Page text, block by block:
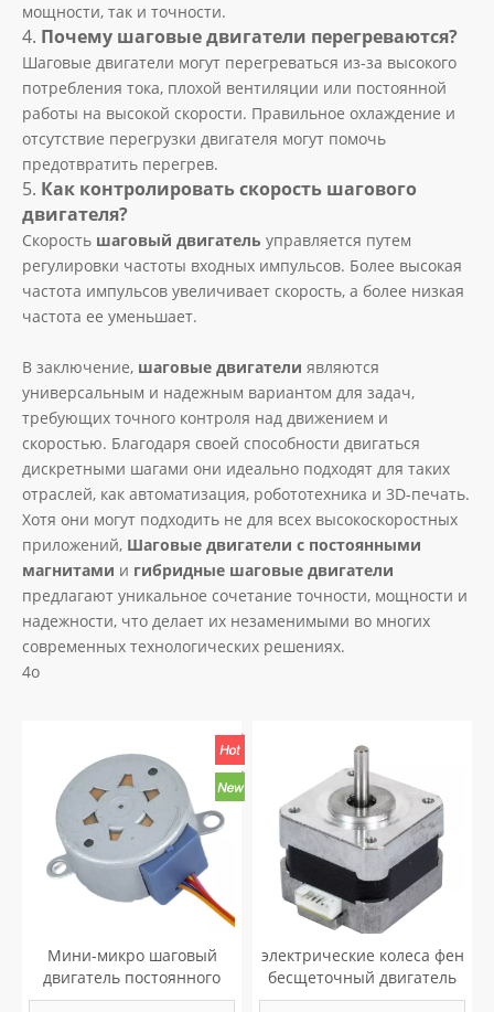
мощности, так и точности.
4. Почему шаговые двигатели перегреваются?
Шаговые двигатели могут перегреваться из-за высокого
потребления тока, плохой вентиляции или постоянной
работы на высокой скорости. Правильное охлаждение и
отсутствие перегрузки двигателя могут помочь
предотвратить перегрев.
5. Как контролировать скорость шагового
двигателя?
Скорость шаговый двигатель управляется путем
регулировки частоты входных импульсов. Более высокая
частота импульсов увеличивает скорость, а более низкая
частота ее уменьшает.
В заключение, шаговые двигатели являются
универсальным и надежным вариантом для задач,
требующих точного контроля над движением и
скоростью. Благодаря своей способности двигаться
дискретными шагами они идеально подходят для таких
отраслей, как автоматизация, робототехника и 3D-печать.
Хотя они могут подходить не для всех высокоскоростных
приложений, Шаговые двигатели с постоянными
магнитами и гибридные шаговые двигатели
предлагают уникальное сочетание точности, мощности и
надежности, что делает их незаменимыми во многих
современных технологических решениях.
4о
Мини-микро шаговый
двигатель постоянного
тока 5 В/12 В/24 В
электрические колеса фен
бесщеточный двигатель
постоянного тока